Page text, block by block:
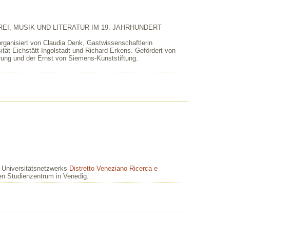
MUSIK UND LITERATUR IM 19. JAHRHUNDERT
von Claudia Denk, Gastwissenschaftlerin
Eichstätt-Ingolstadt und Richard Erkens. Gefördert von
und der Ernst von Siemens-Kunststiftung.
Distretto Veneziano Ricerca e
Studienzentrum in Venedig.